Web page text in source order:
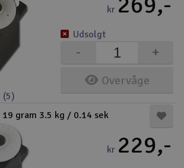
(5)
kr
Overvåge
+
-
Udsolgt
19 gram 3.5 kg / 0.14 sek
kr 229,-